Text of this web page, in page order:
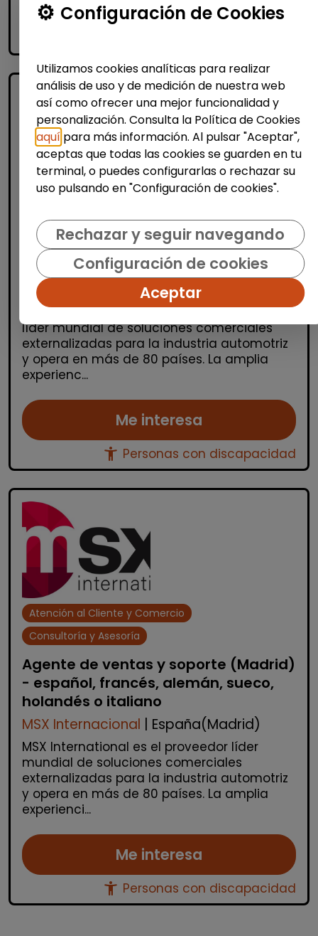
Me interesa
Administración, Finanzas y Gestión
Consultoría y Asesoría
Consultor/a de automoción
(Barcelona)
MSX Internacional| España(Barcelona)
MSX International Group es el proveedor
líder mundial de soluciones comerciales
externalizadas para la industria automotriz
y opera en más de 80 países. La amplia
experienc...
Me interesa
accessibility_new Personas con discapacidad
Atención al Cliente y Comercio
Consultoría y Asesoría
Agente de ventas y soporte (Madrid)
- español, francés, alemán, sueco,
holandés o italiano
MSX Internacional | España(Madrid)
MSX International es el proveedor líder
mundial de soluciones comerciales
externalizadas para la industria automotriz
y opera en más de 80 países. La amplia
experienci...
Me interesa
accessibility_new Personas con discapacidad
Configuración de Cookies
Utilizamos cookies analíticas para realizar
análisis de uso y de medición de nuestra web
así como ofrecer una mejor funcionalidad y
personalización. Consulta la Política de Cookies
aquí para más información. Al pulsar "Aceptar",
aceptas que todas las cookies se guarden en tu
terminal, o puedes configurarlas o rechazar su
uso pulsando en "Configuración de cookies".
Rechazar y seguir navegando
Configuración de cookies
Aceptar